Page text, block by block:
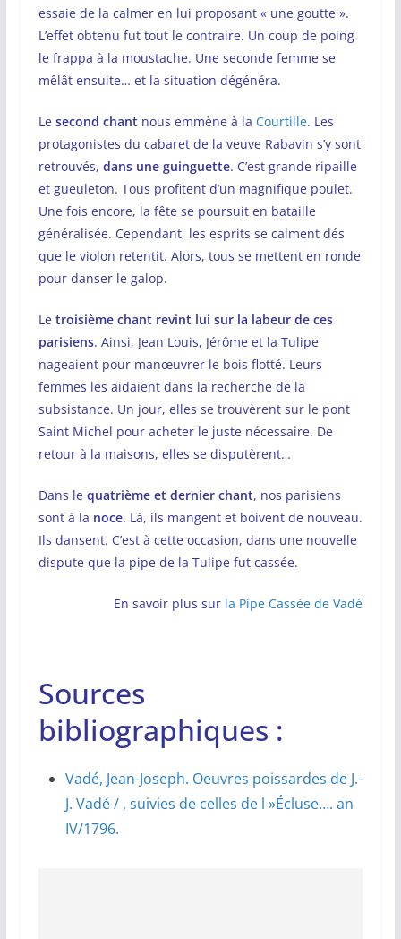
essaie de la calmer en lui proposant « une goutte ».
L’effet obtenu fut tout le contraire. Un coup de poing
le frappa à la moustache. Une seconde femme se
mêlât ensuite… et la situation dégénéra.
Le second chant nous emmène à la Courtille. Les
protagonistes du cabaret de la veuve Rabavin s’y sont
retrouvés, dans une guinguette. C’est grande ripaille
et gueuleton. Tous profitent d’un magnifique poulet.
Une fois encore, la fête se poursuit en bataille
généralisée. Cependant, les esprits se calment dés
que le violon retentit. Alors, tous se mettent en ronde
pour danser le galop.
Le troisième chant revint lui sur la labeur de ces
parisiens. Ainsi, Jean Louis, Jérôme et la Tulipe
nageaient pour manœuvrer le bois flotté. Leurs
femmes les aidaient dans la recherche de la
subsistance. Un jour, elles se trouvèrent sur le pont
Saint Michel pour acheter le juste nécessaire. De
retour à la maisons, elles se disputèrent…
Dans le quatrième et dernier chant, nos parisiens
sont à la noce. Là, ils mangent et boivent de nouveau.
Ils dansent. C’est à cette occasion, dans une nouvelle
dispute que la pipe de la Tulipe fut cassée.
En savoir plus sur la Pipe Cassée de Vadé
Sources
bibliographiques :
Vadé, Jean-Joseph. Oeuvres poissardes de J.-
J. Vadé / , suivies de celles de l »Écluse…. an
IV/1796.